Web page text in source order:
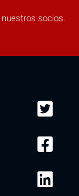
socios.